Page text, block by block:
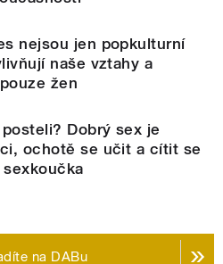
nejsou jen popkulturní
naše vztahy a
žen
Dobrý sex je
ochotě se učit a cítit se
na DABu